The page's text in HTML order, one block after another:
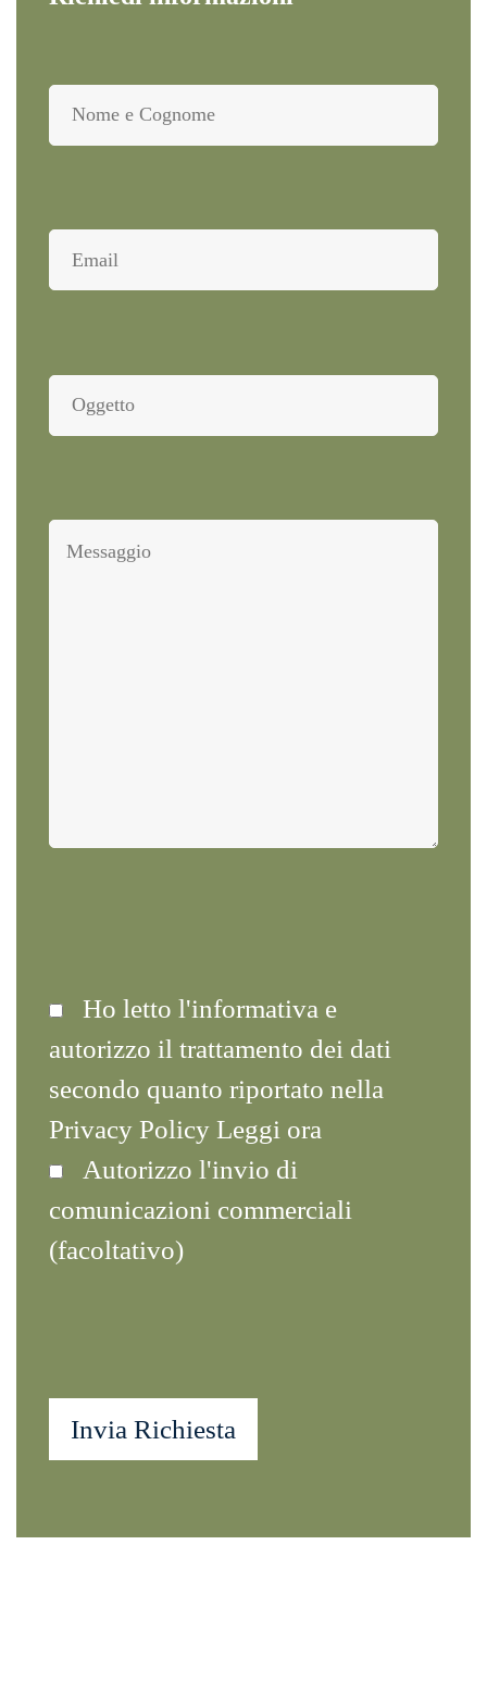
Ho letto l'informativa e
autorizzo il trattamento dei dati
secondo quanto riportato nella
Privacy Policy Leggi ora
Autorizzo l'invio di
comunicazioni commerciali
(facoltativo)